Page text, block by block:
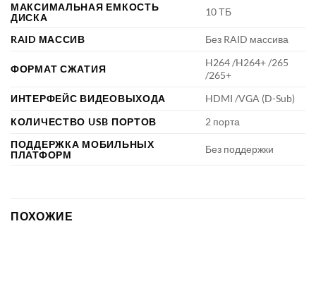
МАКСИМАЛЬНАЯ ЕМКОСТЬ
ДИСКА
10 ТБ
RAID МАССИВ Без RAID массива
ФОРМАТ СЖАТИЯ
H264 /H264+ /265
/265+
ИНТЕРФЕЙС ВИДЕОВЫХОДА
HDMI /VGA (D-Sub)
КОЛИЧЕСТВО USB ПОРТОВ
2 порта
ПОДДЕРЖКА МОБИЛЬНЫХ
ПЛАТФОРМ
Без поддержки
ПОХОЖИЕ